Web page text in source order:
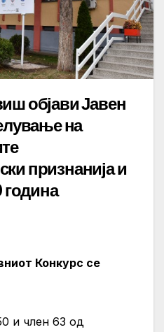
објави Јавен
на
признанија и
година
Конкурс се
и член 63 од